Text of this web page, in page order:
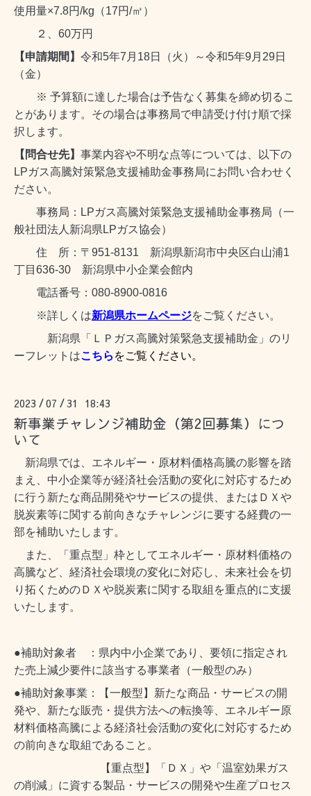
使用量×7.8円/kg（17円/㎥）
２、60万円
【申請期間】 令和5年7月18日（火）～令和5年9月29日
（金）
※ 予算額に達した場合は予告なく募集を締め切るこ
とがあります。その場合は事務局で申請受け付け順で採
択します。
【問合せ先】 事業内容や不明な点等については、以下の
LPガス高騰対策緊急支援補助金事務局にお問い合わせく
ださい。
事務局：LPガス高騰対策緊急支援補助金事務局（一
般社団法人新潟県LPガス協会）
住 所：〒951-8131 新潟県新潟市中央区白山浦1
丁目636-30 新潟県中小企業会館内
電話番号：080-8900-0816
※詳しくは新潟県ホームページをご覧ください。
新潟県「ＬＰガス高騰対策緊急支援補助金」のリ
ーフレットはこちら をご覧ください。
2023 /07 /31 18:43
新事業チャレンジ補助金（第2回募集）につ
いて
新潟県では、エネルギー・原材料価格高騰の影響を踏
まえ、中小企業等が経済社会活動の変化に対応するため
に行う新たな商品開発やサービスの提供、またはＤＸや
脱炭素等に関する前向きなチャレンジに要する経費の一
部を補助いたします。
また、「重点型」枠としてエネルギー・原材料価格の
高騰など、経済社会環境の変化に対応し、未来社会を切
り拓くためのＤＸや脱炭素に関する取組を重点的に支援
いたします。
●補助対象者 ：県内中小企業であり、要領に指定され
た売上減少要件に該当する事業者（一般型のみ）
●補助対象事業：【一般型】新たな商品・サービスの開
発や、新たな販売・提供方法への転換等、エネルギー原
材料価格高騰による経済社会活動の変化に対応するため
の前向きな取組であること。
【重点型】「ＤＸ」や「温室効果ガス
の削減」に資する製品・サービスの開発や生産プロセス